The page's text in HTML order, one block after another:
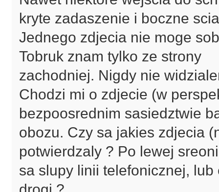
kryte zadaszenie i boczne
Jednego zdjecia nie moge
Tobruk znam tylko ze strony
zachodniej. Nigdy nie
Chodzi mi o zdjecie (w
bezpoosrednim sasiedztwie
obozu. Czy sa jakies zdjecia
potwierdzaly ? Po lewej
sa slupy linii telefonicznej,